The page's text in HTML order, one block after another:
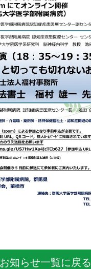
お知らせ一覧に戻る